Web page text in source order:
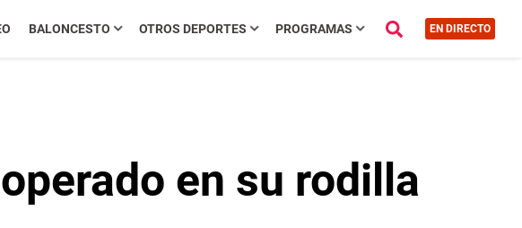
BALONCESTO OTROS DEPORTES PROGRAMAS EN DIRECTO
en su rodilla